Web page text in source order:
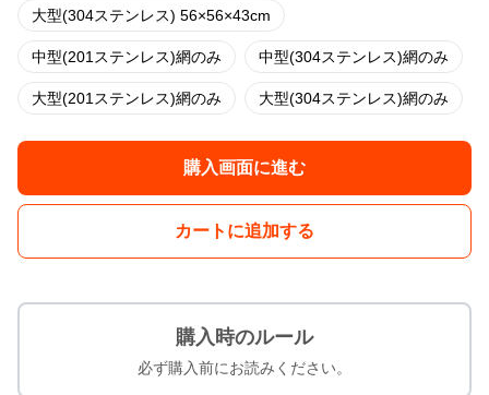
大型(304ステンレス) 56×56×43cm
中型(201ステンレス)網のみ 中型(304ステンレス)網のみ
大型(201ステンレス)網のみ 大型(304ステンレス)網のみ
購入画面に進む
カートに追加する
購入時のルール
必ず購入前にお読みください。